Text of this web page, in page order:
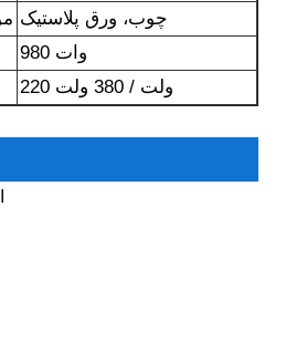
چوب، ورق پلاستیک
980 وات
220 ولت / 380 ولت